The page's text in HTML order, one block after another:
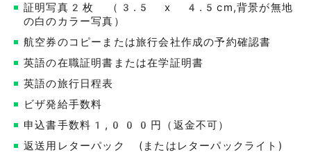
証明写真2枚 （3.5 x 4.5cm,背景が無地
の白のカラー写真）
航空券のコピーまたは旅行会社作成の予約確認書
英語の在職証明書または在学証明書
英語の旅行日程表
ビザ発給手数料
申込書手数料1,000円（返金不可）
返送用レターパック (またはレターパックライト)